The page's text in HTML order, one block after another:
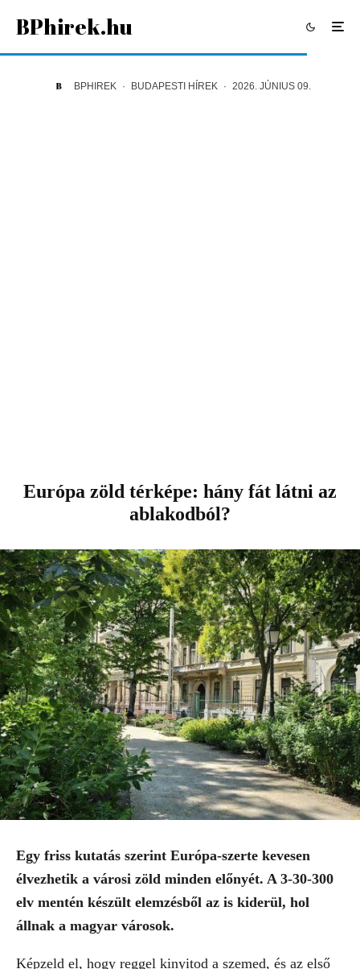
BPhirek.hu
BPHIREK · BUDAPESTI HÍREK · 2026. JÚNIUS 09.
Európa zöld térképe: hány fát látni az
ablakodból?
Egy friss kutatás szerint Európa-szerte kevesen
élvezhetik a városi zöld minden előnyét. A 3-30-300
elv mentén készült elemzésből az is kiderül, hol
állnak a magyar városok.
Képzeld el, hogy reggel kinyitod a szemed, és az első